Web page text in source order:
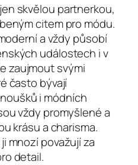
skvělou partnerkou,
citem pro módu.
a vždy působí
událostech i v
zaujmout svými
často bývají
i módních
vždy promyšlené a
krásu a charisma.
mnozí považují za
detail.